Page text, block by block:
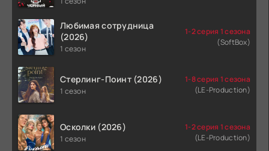
Любимая сотрудница
(2026)
1 сезон
1-2 серия 1 сезона
(SoftBox)
Стерлинг-Поинт (2026)
1 сезон
1-8 серия 1 сезона
(LE-Production)
Осколки (2026)
1 сезон
1-2 серия 1 сезона
(LE-Production)